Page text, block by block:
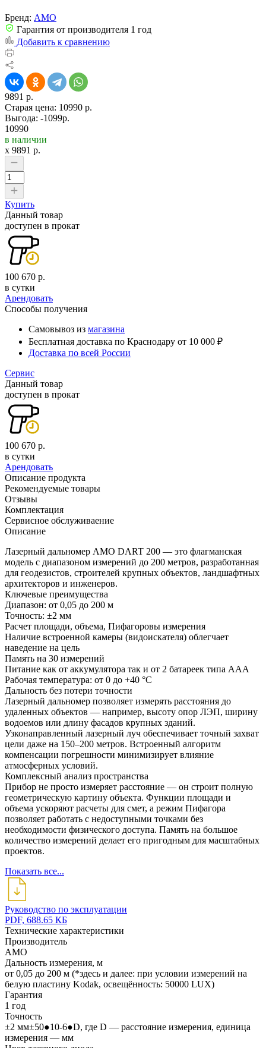
Бренд: AMO
Гарантия от производителя 1 год
Добавить к сравнению
9891 р.
Старая цена: 10990 р.
Выгода: -1099р.
10990
в наличии
x 9891 р.
Купить
Данный товар
доступен в прокат
100 670 р.
в сутки
Арендовать
Способы получения
Самовывоз из магазина
Бесплатная доставка по Краснодару от 10 000 ₽
Доставка по всей России
Сервис
Данный товар
доступен в прокат
100 670 р.
в сутки
Арендовать
Описание продукта
Рекомендуемые товары
Отзывы
Комплектация
Сервисное обслуживаение
Описание
Лазерный дальномер AMO DART 200 — это флагманская
модель с диапазоном измерений до 200 метров, разработанная
для геодезистов, строителей крупных объектов, ландшафтных
архитекторов и инженеров.
Ключевые преимущества
Диапазон: от 0,05 до 200 м
Точность: ±2 мм
Расчет площади, объема, Пифагоровы измерения
Наличие встроенной камеры (видоискателя) облегчает
наведение на цель
Память на 30 измерений
Питание как от аккумулятора так и от 2 батареек типа ААА
Рабочая температура: от 0 до +40 °C
Дальность без потери точности
Лазерный дальномер позволяет измерять расстояния до
удаленных объектов — например, высоту опор ЛЭП, ширину
водоемов или длину фасадов крупных зданий.
Узконаправленный лазерный луч обеспечивает точный захват
цели даже на 150–200 метров. Встроенный алгоритм
компенсации погрешности минимизирует влияние
атмосферных условий.
Комплексный анализ пространства
Прибор не просто измеряет расстояние — он строит полную
геометрическую картину объекта. Функции площади и
объема ускоряют расчеты для смет, а режим Пифагора
позволяет работать с недоступными точками без
необходимости физического доступа. Память на большое
количество измерений делает его пригодным для масштабных
проектов.
Показать все...
Руководство по эксплуатации
PDF, 688.65 КБ
Технические характеристики
Производитель
AMO
Дальность измерения, м
от 0,05 до 200 м (*здесь и далее: при условии измерений на
белую пластину Kodak, освещённость: 50000 LUX)
Гарантия
1 год
Точность
±2 мм±50●10-6●D, где D — расстояние измерения, единица
измерения — мм